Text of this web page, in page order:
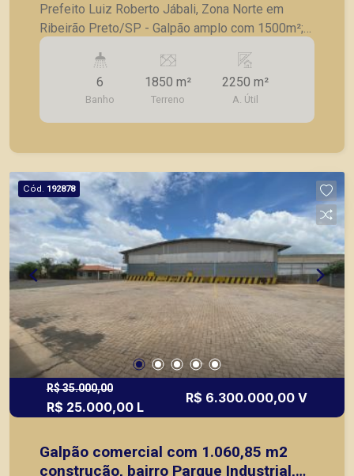
Prefeito Luiz Roberto Jábali, Zona Norte em
Ribeirão Preto/SP - Galpão amplo com 1500m²; -
Pé direito alto; - Recepção; - 04 Salas, sendo 01
com banheiro; - 03 Banheiros, sendo 01
Adaptado; - Refeitório; - Vestiários Masc/Fem; -
Entrada para caminhão de grande porte; *Imóvel
já com Energia Fotovoltaica* Fácil acesso à
segurança, em locação, vendas de imóveis
prontos, usados ou mesmo nos principais
lançamentos da cidade de Ribeirão Preto.
6
Banho
1850 m²
Terreno
2250 m²
A. Útil
Cód. 192878
R$ 35.000,00
R$ 25.000,00 L
R$ 6.300.000,00 V
Galpão comercial com 1.060,85 m2
construção, bairro Parque Industrial,